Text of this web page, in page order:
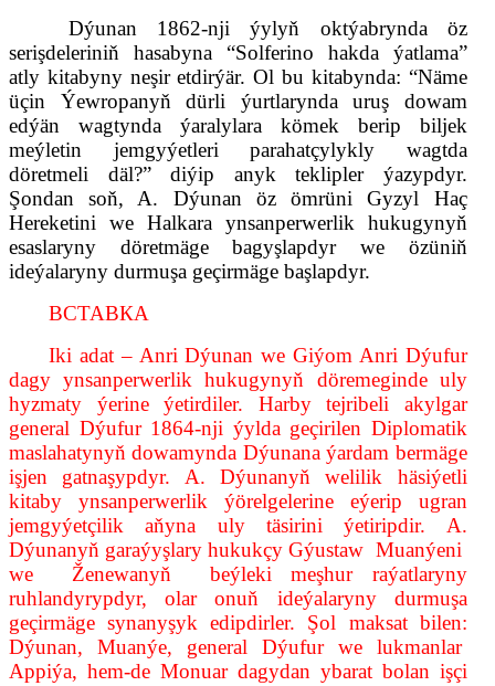
Dýunan 1862-nji ýylyň oktýabrynda öz
serişdeleriniň hasabyna “Solferino hakda ýatlama”
atly kitabyny neşir etdirýär. Ol bu kitabynda: “Näme
üçin Ýewropanyň dürli ýurtlarynda uruş dowam
edýän wagtynda ýaralylara kömek berip biljek
meýletin jemgyýetleri parahatçylykly wagtda
döretmeli däl?” diýip anyk teklipler ýazypdyr.
Şondan soň, A. Dýunan öz ömrüni Gyzyl Haç
Hereketini we Halkara ynsanperwerlik hukugynyň
esaslaryny döretmäge bagyşlapdyrwe özüniň
ideýalaryny durmuşa geçirmäge başlapdyr.
ВСТАВКА
Iki adat – Anri Dýunan we Giýom Anri Dýufur
dagy ynsanperwerlik hukugynyň döremeginde uly
hyzmaty ýerine ýetirdiler. Harby tejribeli akylgar
general Dýufur 1864-nji ýylda geçirilen Diplomatik
maslahatynyň dowamynda Dýunana ýardam bermäge
işjen gatnaşypdyr. A. Dýunanyň welilik häsiýetli
kitaby ynsanperwerlik ýörelgelerine eýerip ugran
jemgyýetçilik aňyna uly täsirini ýetiripdir. A.
Dýunanyň garaýyşlary hukukçy Gýustaw Muanýeni
we
Ženewanyň
beýleki meşhur raýatlaryny
ruhlandyrypdyr, olar onuň ideýalaryny durmuşa
geçirmäge synanyşyk edipdirler. Şol maksat bilen:
Dýunan, Muanýe, general Dýufur we lukmanlar
Appiýa, hem-de Monuar dagydan ybarat bolan işçi